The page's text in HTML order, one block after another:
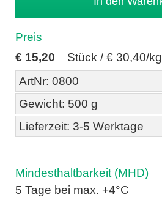
Preis
€ 15,20 Stück /€ 30,40/kg
ArtNr: 0800
Gewicht: 500 g
Lieferzeit: 3-5 Werktage
Mindesthaltbarkeit (MHD)
5 Tage bei max. +4°C